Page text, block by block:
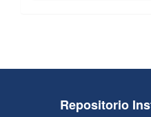
Repositorio